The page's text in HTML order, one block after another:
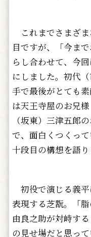
これまでさまざ
目ですが、「今ま
らし合わせて、今
にしました。初代
手で最後がとても
は天王寺屋のお兄
（坂東）三津五郎
で、面白くつくっ
十段目の構想を語り
初役で演じる義平
表現する芝翫。「
由良之助が対峙す
の見せ場だと思っ